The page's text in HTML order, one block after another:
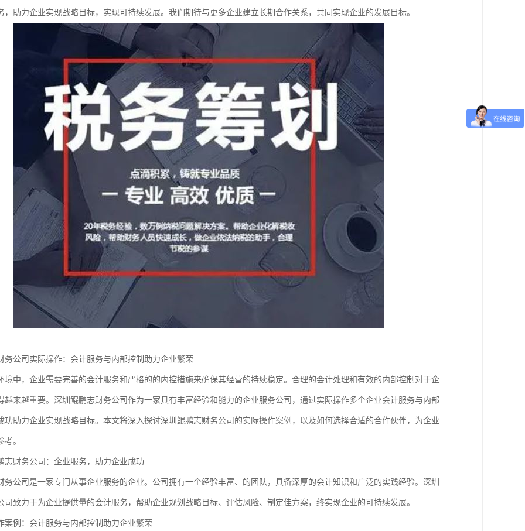
，助力企业实现战略目标，实现可持续发展。我们期待与更多企业建立长期合作关系，共同实现企业的发展目标。
务公司实际操作：会计服务与内部控制助力企业繁荣
境中，企业需要完善的会计服务和严格的的内控措施来确保其经营的持续稳定。合理的会计处理和有效的内部控制对于企
越来越重要。深圳鲲鹏志财务公司作为一家具有丰富经验和能力的企业服务公司，通过实际操作多个企业会计服务与内部
功助力企业实现战略目标。本文将深入探讨深圳鲲鹏志财务公司的实际操作案例，以及如何选择合适的合作伙伴，为企业
。
志财务公司：企业服务，助力企业成功
务公司是一家专门从事企业服务的企业。公司拥有一个经验丰富、的团队，具备深厚的会计知识和广泛的实践经验。深圳
司致力于为企业提供量的会计服务，帮助企业规划战略目标、评估风险、制定佳方案，终实现企业的可持续发展。
案例：会计服务与内部控制助力企业繁荣